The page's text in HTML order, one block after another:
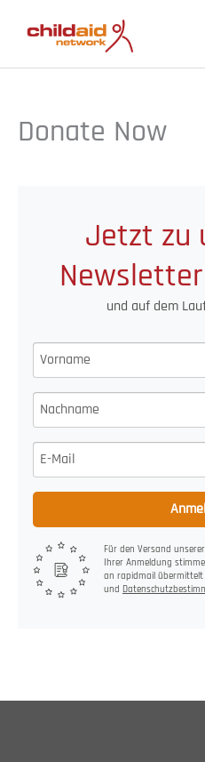
Inhalt
springen
Donate Now
Jetzt zu
und auf dem
Für den Versand
Ihrer Anmeldung
an rapidmail übermittelt
und